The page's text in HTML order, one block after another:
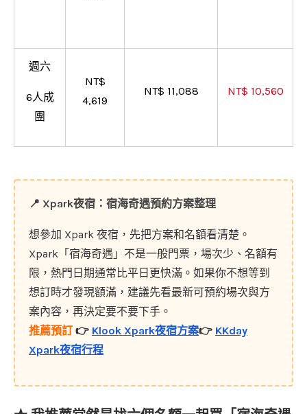
週六
6人成
團
NT$
4,619
NT$ 11,088 NT$ 10,560
📍 Xpark夜宿：宿海奇遇預約方案整理
想參加 Xpark 夜宿，先把方案和名額看清楚。
Xpark「宿海奇遇」不是一般門票，場次少、名額有
限，熱門日期通常比平日更快滿。如果你不想等到
想訂時才發現額滿，建議先看最新可預約場次與方
案內容，再決定要不要下手。
推薦預訂 👉 Klook Xpark夜宿方案👉 KKday
Xpark夜宿行程